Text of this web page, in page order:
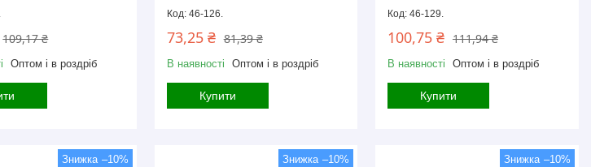
109,17 ₴
Оптом і в роздріб
46-126.
81,39 ₴
73,25 ₴
В наявності Оптом і в роздріб
Купити
46-129.
111,94 ₴
100,75 ₴
В наявності Оптом і в роздріб
Купити
–10% –10% –10%